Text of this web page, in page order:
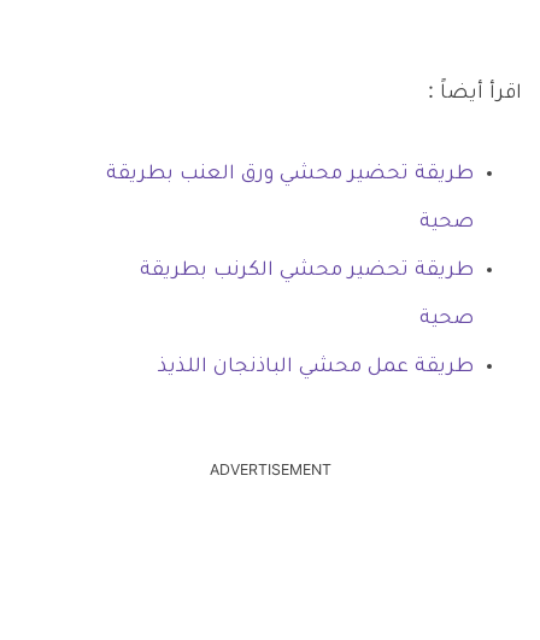
اقرأ أيضاً :
طريقة تحضير محشي ورق العنب بطريقة
صحية
طريقة تحضير محشي الكرنب بطريقة
صحية
طريقة عمل محشي الباذنجان اللذيذ
ADVERTISEMENT